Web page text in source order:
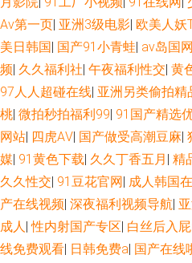
超碰最新人人爱 国产久久综合 操人妻
碰超碰 91人兽 久久伊人色 豆花导航福
欧美色图日韩 黄色欧美网站 超碰99在
日韩图色 欧美a在线视频 深夜福利导
本色狼人 欧美专区一区 日韩第1页 亚洲
Av第一页| 亚洲3级电影| 欧美人妖
美日韩国| 国产91小青蛙| av岛国
频| 久久福利社| 午夜福利性交| 黄
97人人超碰在线| 亚洲另类偷拍精
桃| 微拍秒拍福利99| 91国产精选
网站| 四虎AⅤ| 国产做受高潮豆麻|
媒| 91黄色下载| 久久丁香五月 | 精
久久性交| 91豆花官网| 成人韩国
产在线视频| 深夜福利视频导航|
成人|性内射国产专区| 白丝后入
线免费观看| 日韩免费a| 国产在线